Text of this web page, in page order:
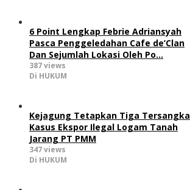
6 Point Lengkap Febrie Adriansyah
Pasca Penggeledahan Cafe de’Clan
Dan Sejumlah Lokasi Oleh Po…
387 views
Di HUKUM
Kejagung Tetapkan Tiga Tersangka
Kasus Ekspor Ilegal Logam Tanah
Jarang PT PMM
347 views
Di HUKUM